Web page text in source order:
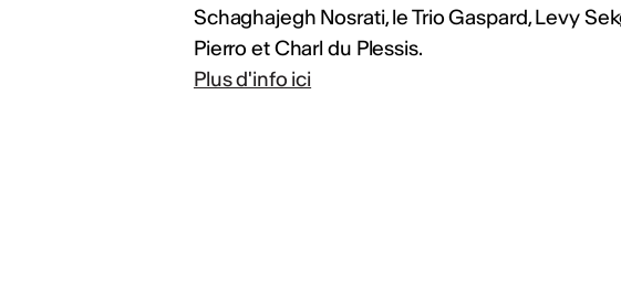
Schaghajegh Nosrati, le Trio Gaspard, Levy
Pierro et Charl du Plessis.
Plus d'info ici